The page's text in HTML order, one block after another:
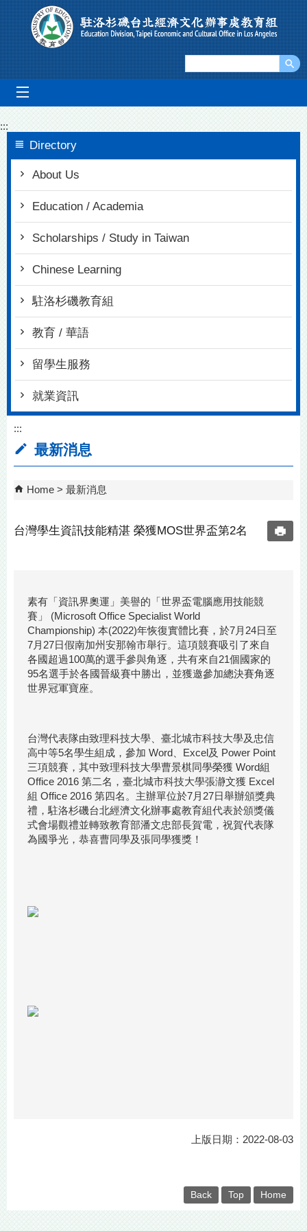
Go To Content
:::
Directory
About Us
Education / Academia
Scholarships / Study in Taiwan
Chinese Learning
駐洛杉磯教育組
教育 / 華語
留學生服務
就業資訊
:::
最新消息
Home 最新消息
台灣學生資訊技能精湛 榮獲MOS世界盃第2名
素有「資訊界奧運」美譽的「世界盃電腦應用技能競
賽」 (Microsoft Office Specialist World
Championship) 本(2022)年恢復實體比賽，於7月24日至
7月27日假南加州安那翰市舉行。這項競賽吸引了來自
各國超過100萬的選手參與角逐，共有來自21個國家的
95名選手於各國晉級賽中勝出，並獲邀參加總決賽角逐
世界冠軍寶座。
台灣代表隊由致理科技大學、臺北城市科技大學及忠信
高中等5名學生組成，參加 Word、Excel及 Power Point
三項競賽，其中致理科技大學曹景棋同學榮獲 Word組
Office 2016 第二名，臺北城市科技大學張瀞文獲 Excel
組 Office 2016 第四名。主辦單位於7月27日舉辦頒獎典
禮，駐洛杉磯台北經濟文化辦事處教育組代表於頒獎儀
式會場觀禮並轉致教育部潘文忠部長賀電，祝賀代表隊
為國爭光，恭喜曹同學及張同學獲獎！
上版日期：2022-08-03
Back Top Home